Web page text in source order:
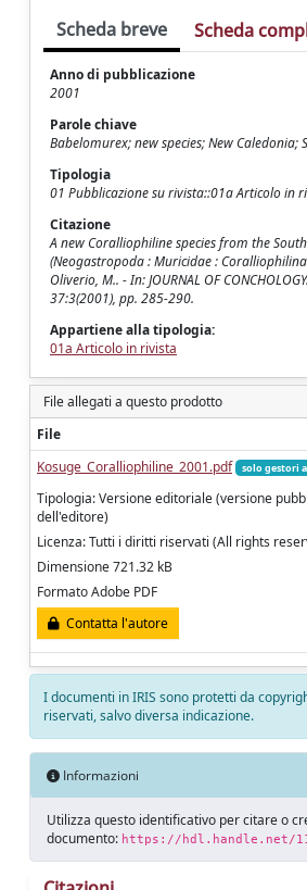
Scheda breve Scheda
Anno di pubblicazione
2001
Parole chiave
Babelomurex; new species; New Caledonia;
Tipologia
01 Pubblicazione su rivista::01a Articolo in
Citazione
A new Coralliophiline species from the
(Neogastropoda : Muricidae :
Oliverio, M.. - In: JOURNAL OF
37:3(2001), pp. 285-290.
Appartiene alla tipologia:
01a Articolo in rivista
File allegati a questo prodotto
File
Kosuge_Coralliophiline_2001.pdf
solo gestori
Tipologia: Versione editoriale (versione
dell'editore)
Licenza: Tutti i diritti riservati (All rights
Dimensione 721.32 kB
Formato Adobe PDF
Contatta l'autore
I documenti in IRIS sono protetti da
riservati, salvo diversa indicazione.
Informazioni
Utilizza questo identificativo per citare o
documento: https://hdl.handle.net/